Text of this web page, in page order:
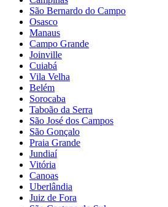
São Bernardo do Campo
Osasco
Manaus
Campo Grande
Joinville
Cuiabá
Vila Velha
Belém
Sorocaba
Taboão da Serra
São José dos Campos
São Gonçalo
Praia Grande
Jundiaí
Vitória
Canoas
Uberlândia
Juiz de Fora